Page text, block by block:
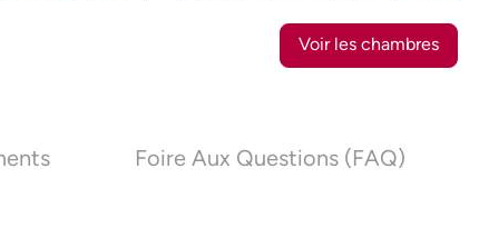
Voir les chambres
Foire Aux Questions (FAQ)